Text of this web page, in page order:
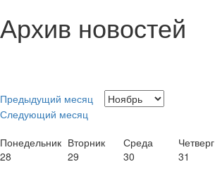
Архив новостей
Предыдущий месяц
Следующий месяц
Понедельник Вторник Среда Четверг
28
29 30 31